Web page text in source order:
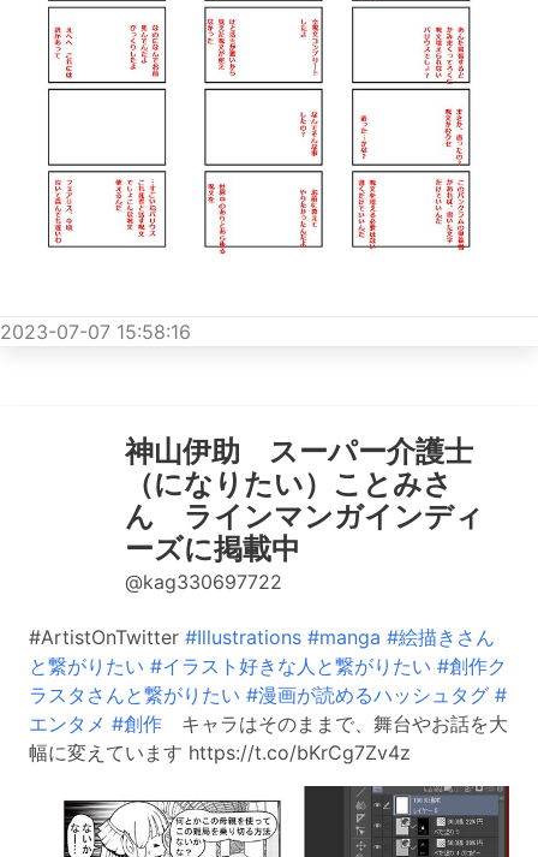
2023-07-07 15:58:16
神山伊助 スーパー介護士
（になりたい）ことみさ
ん ラインマンガインディ
ーズに掲載中
@kag330697722
#ArtistOnTwitter #Illustrations #manga #絵描きさん
と繋がりたい #イラスト好きな人と繋がりたい #創作ク
ラスタさんと繋がりたい #漫画が読めるハッシュタグ #
エンタメ #創作 キャラはそのままで、舞台やお話を大
幅に変えています https://t.co/bKrCg7Zv4z